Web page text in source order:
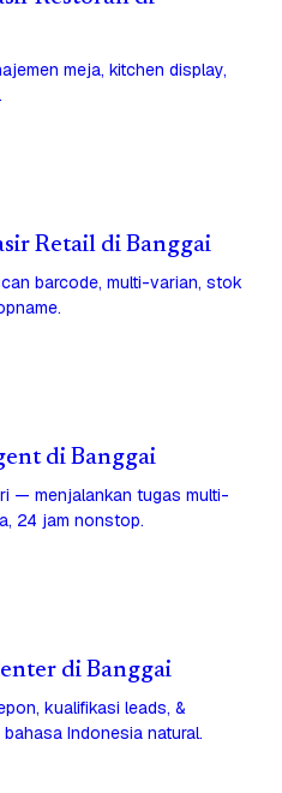
meja, kitchen display,
Retail di Banggai
barcode, multi-varian, stok
di Banggai
— menjalankan tugas multi-
24 jam nonstop.
di Banggai
kualifikasi leads, &
Indonesia natural.